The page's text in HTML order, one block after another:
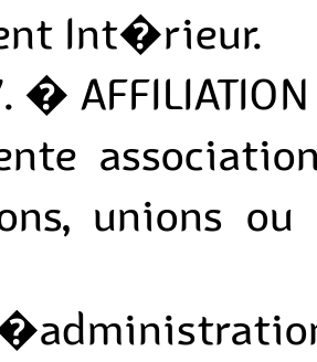
Int�rieur.
� AFFILIATION
unions